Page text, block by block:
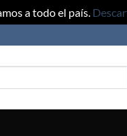
a todo el país.